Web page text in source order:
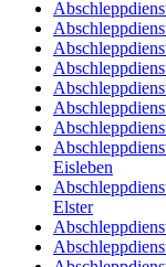
Eisleben
Elster